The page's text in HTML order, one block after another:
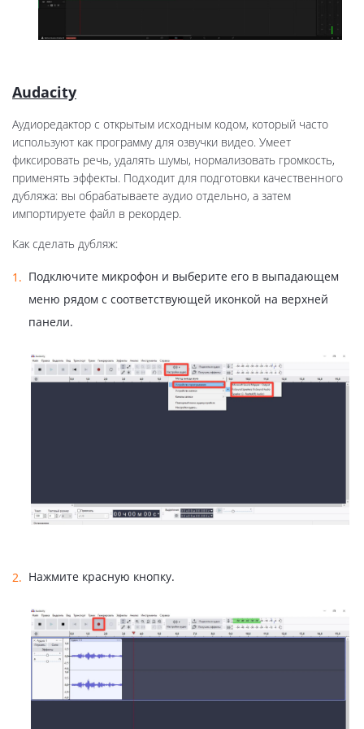
Audacity
Аудиоредактор с открытым исходным кодом, который часто
используют как программу для озвучки видео. Умеет
фиксировать речь, удалять шумы, нормализовать громкость,
применять эффекты. Подходит для подготовки качественного
дубляжа: вы обрабатываете аудио отдельно, а затем
импортируете файл в рекордер.
Как сделать дубляж:
Подключите микрофон и выберите его в выпадающем
меню рядом с соответствующей иконкой на верхней
панели.
Нажмите красную кнопку.